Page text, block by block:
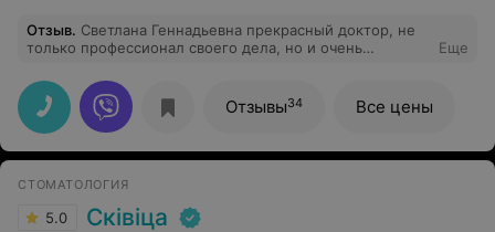
Отзыв. Светлана Геннадьевна прекрасный доктор, не
только профессионал своего дела, но и очень
человек. Я получила только положительные эмоции от
качественно проделанной работы (лечение кариеса,
плюс реставрация передней единицы) и от
внимательного отношения доктора.
Еще
Отзывы34 Все цены
СТОМАТОЛОГИЯ
5.0 Сківіца